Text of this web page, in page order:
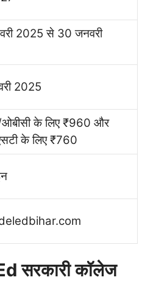
2025 से 30 जनवरी
2025
ओबीसी के लिए ₹960 और
के लिए ₹760
सरकारी कॉलेज